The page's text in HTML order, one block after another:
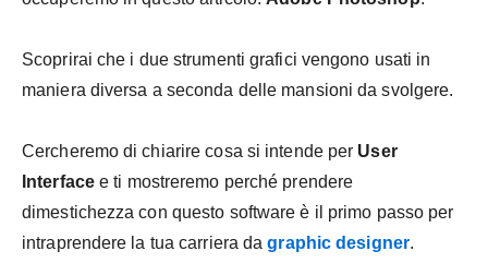
Scoprirai che i due strumenti grafici vengono usati in
maniera diversa a seconda delle mansioni da svolgere.
Cercheremo di chiarire cosa si intende per User
Interfacee ti mostreremo perché prendere
dimestichezza con questo software è il primo passo per
intraprendere la tua carriera dagraphic designer.